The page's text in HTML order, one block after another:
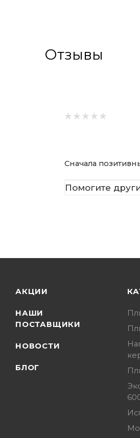
Отзывы
Сначала
Помогите
АКЦИИ
НАШИ
ПОСТАВЩИКИ
НОВОСТИ
БЛОГ